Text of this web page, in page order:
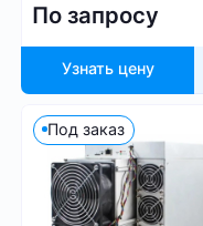
По запросу
Узнать цену
Под заказ